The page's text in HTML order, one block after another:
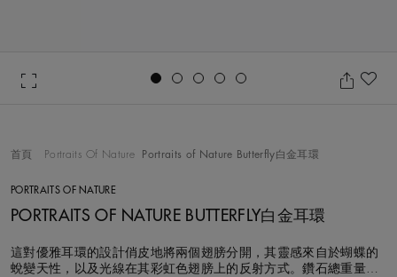
首頁 Portraits Of Nature Portraits of Nature Butterfly白金耳環
PORTRAITS OF NATURE
PORTRAITS OF NATURE BUTTERFLY白金耳環
這對優雅耳環的設計俏皮地將兩個翅膀分開，其靈感來自於蝴蝶的
蛻變天性，以及光線在其彩虹色翅膀上的反射方式。鑽石總重量約